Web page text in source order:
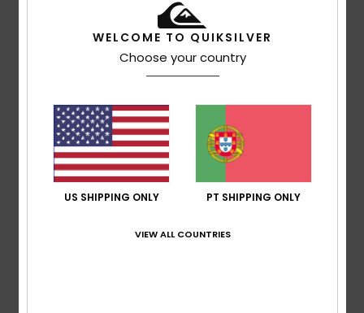
Avaliações dos clientes
Pontuação média
4.3 /5
33% dos nossos clientes recomendam este produto
WELCOME TO QUIKSILVER
Choose your country
US SHIPPING ONLY PT SHIPPING ONLY
VIEW ALL COUNTRIES